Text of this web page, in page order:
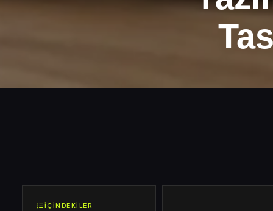
İÇINDEKILER